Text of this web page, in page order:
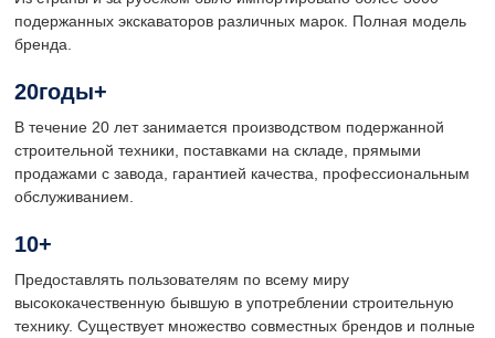
подержанных экскаваторов различных марок. Полная модель
бренда.
20Годы+
В течение 20 лет занимается производством подержанной
строительной техники, поставками на складе, прямыми
продажами с завода, гарантией качества, профессиональным
обслуживанием.
10+
Предоставлять пользователям по всему миру
высококачественную бывшую в употреблении строительную
технику. Существует множество совместных брендов и полные